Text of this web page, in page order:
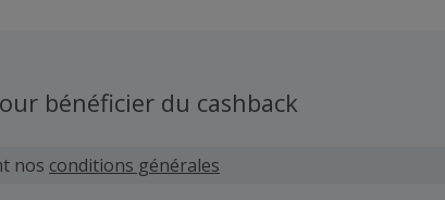
bénéficier du cashback
nos conditions générales